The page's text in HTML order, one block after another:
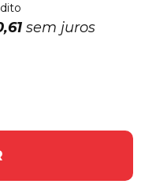
sem juros